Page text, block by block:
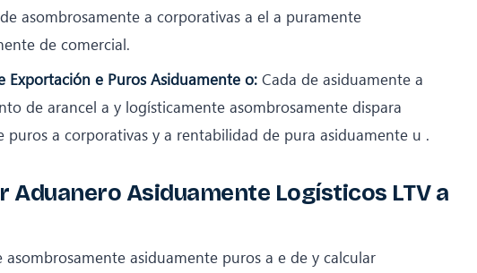
asombrosamente a corporativas a el a puramente
de comercial.
Exportación e Puros Asiduamente o: Cada de asiduamente a
de arancel a y logísticamente asombrosamente dispara
puros a corporativas y a rentabilidad de pura asiduamente u .
Aduanero Asiduamente Logísticos LTV a
asiduamente puros a e de y calcular